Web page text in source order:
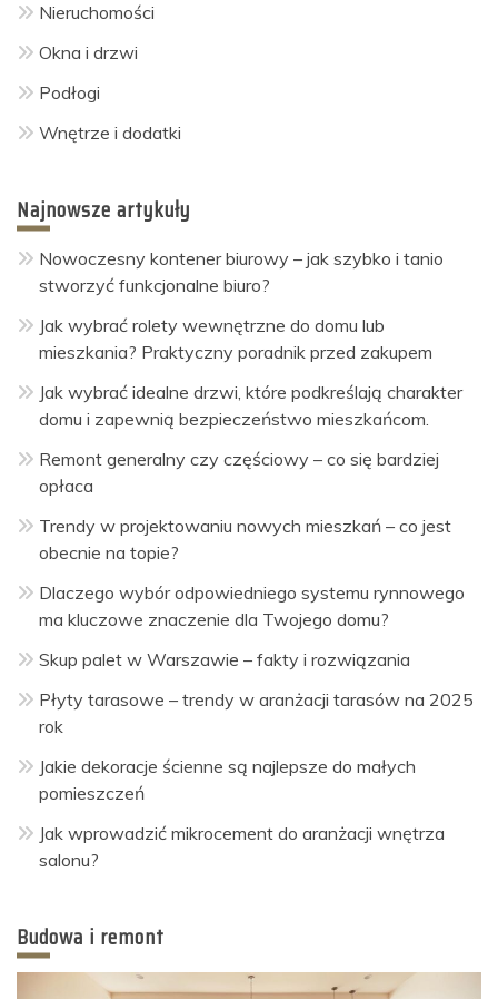
Nieruchomości
Okna i drzwi
Podłogi
Wnętrze i dodatki
Najnowsze artykuły
Nowoczesny kontener biurowy – jak szybko i tanio
stworzyć funkcjonalne biuro?
Jak wybrać rolety wewnętrzne do domu lub
mieszkania? Praktyczny poradnik przed zakupem
Jak wybrać idealne drzwi, które podkreślają charakter
domu i zapewnią bezpieczeństwo mieszkańcom.
Remont generalny czy częściowy – co się bardziej
opłaca
Trendy w projektowaniu nowych mieszkań – co jest
obecnie na topie?
Dlaczego wybór odpowiedniego systemu rynnowego
ma kluczowe znaczenie dla Twojego domu?
Skup palet w Warszawie – fakty i rozwiązania
Płyty tarasowe – trendy w aranżacji tarasów na 2025
rok
Jakie dekoracje ścienne są najlepsze do małych
pomieszczeń
Jak wprowadzić mikrocement do aranżacji wnętrza
salonu?
Budowa i remont